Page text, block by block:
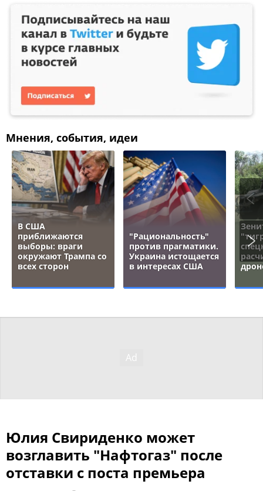
Мнения, события, идеи
В США
приближаются
выборы: враги
окружают Трампа со
всех сторон
"Рациональность"
против прагматики.
Украина истощается
в интересах США
Юлия Свириденко может
возглавить "Нафтогаз" после
отставки с поста премьера